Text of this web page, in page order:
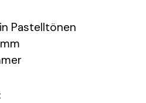
Pastelltönen